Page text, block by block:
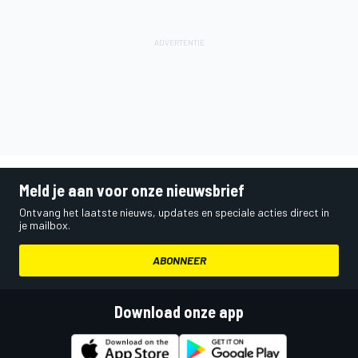
Meld je aan voor onze nieuwsbrief
Ontvang het laatste nieuws, updates en speciale acties direct in
je mailbox.
ABONNEER
Download onze app